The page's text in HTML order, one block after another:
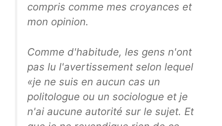
compris comme mes croyances et
mon opinion.
Comme d'habitude, les gens n'ont
pas lu l'avertissement selon lequel
«je ne suis en aucun cas un
politologue ou un sociologue et je
n'ai aucune autorité sur le sujet. Et